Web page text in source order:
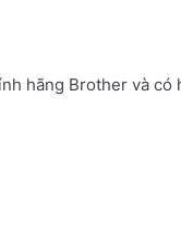
hãng Brother và có